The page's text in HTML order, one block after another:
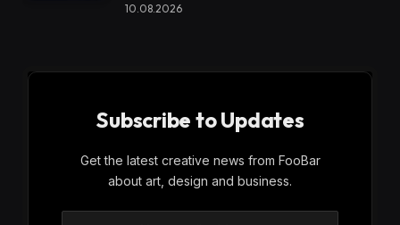
10.08.2026
Subscribe to Updates
Get the latest creative news from FooBar
about art, design and business.